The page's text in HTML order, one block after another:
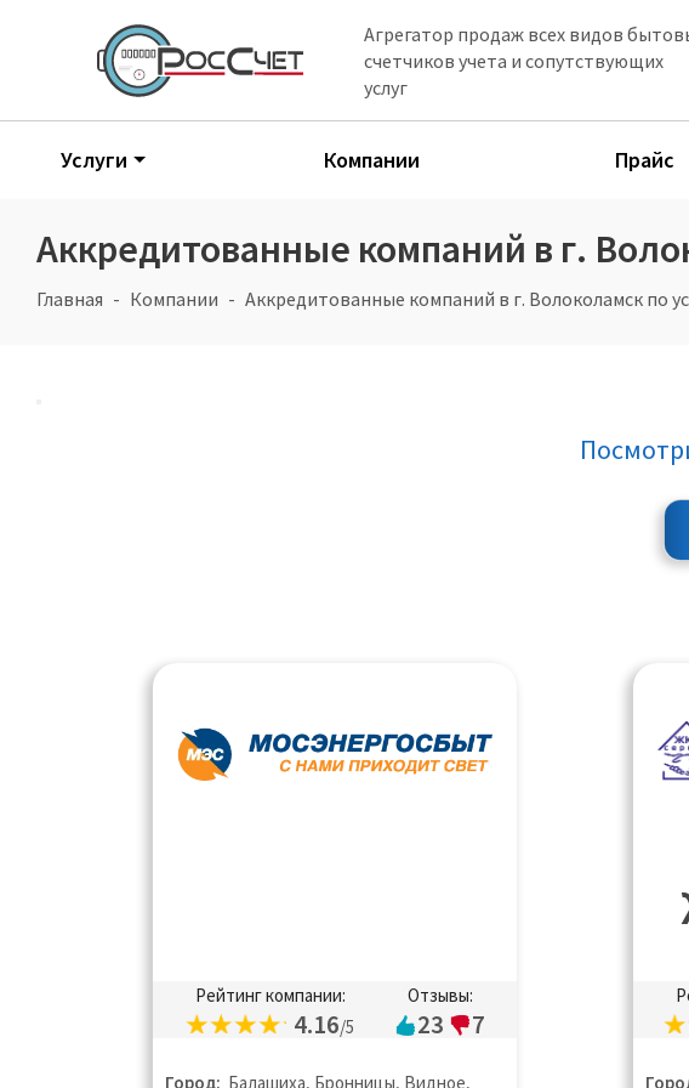
Агрегатор продаж всех видов
счетчиков учета и сопутствующих
услуг
Услуги Компании Прайс
Аккредитованные компаний в г.
Главная Компании Аккредитованные компаний в г. Волоколамск по
Рейтинг компании:
4.16/5
Отзывы:
23 7
Город: Балашиха, Бронницы, Видное,